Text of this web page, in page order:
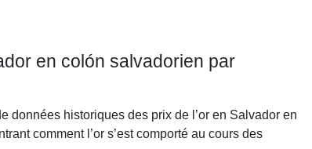
en colón salvadorien par
données historiques des prix de l’or en Salvador en
comment l’or s’est comporté au cours des